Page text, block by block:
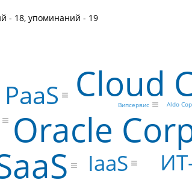
- 18, упоминаний - 19
Oracle
Cloud
PaaS
IaaS
Aldo
Випсервис